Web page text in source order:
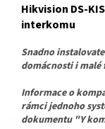
Hikvision DS-
interkomu
Snadno
domácnosti i malé
Informace o
rámci jednoho
dokumentu "Y